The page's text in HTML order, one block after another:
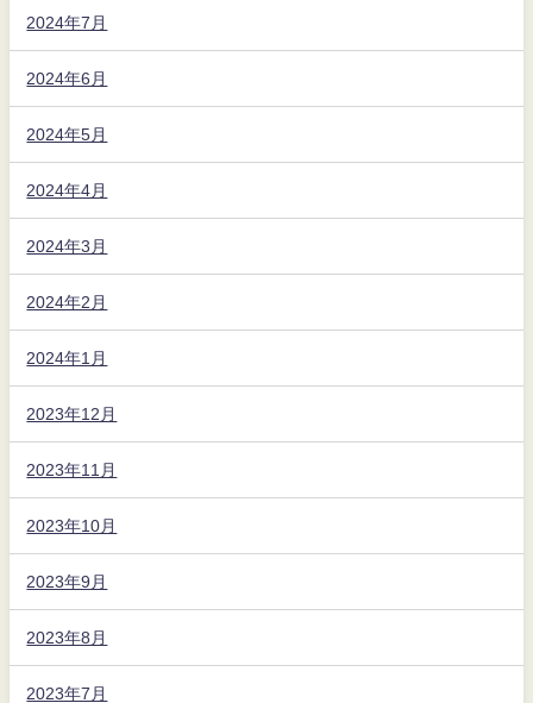
2024年7月
2024年6月
2024年5月
2024年4月
2024年3月
2024年2月
2024年1月
2023年12月
2023年11月
2023年10月
2023年9月
2023年8月
2023年7月